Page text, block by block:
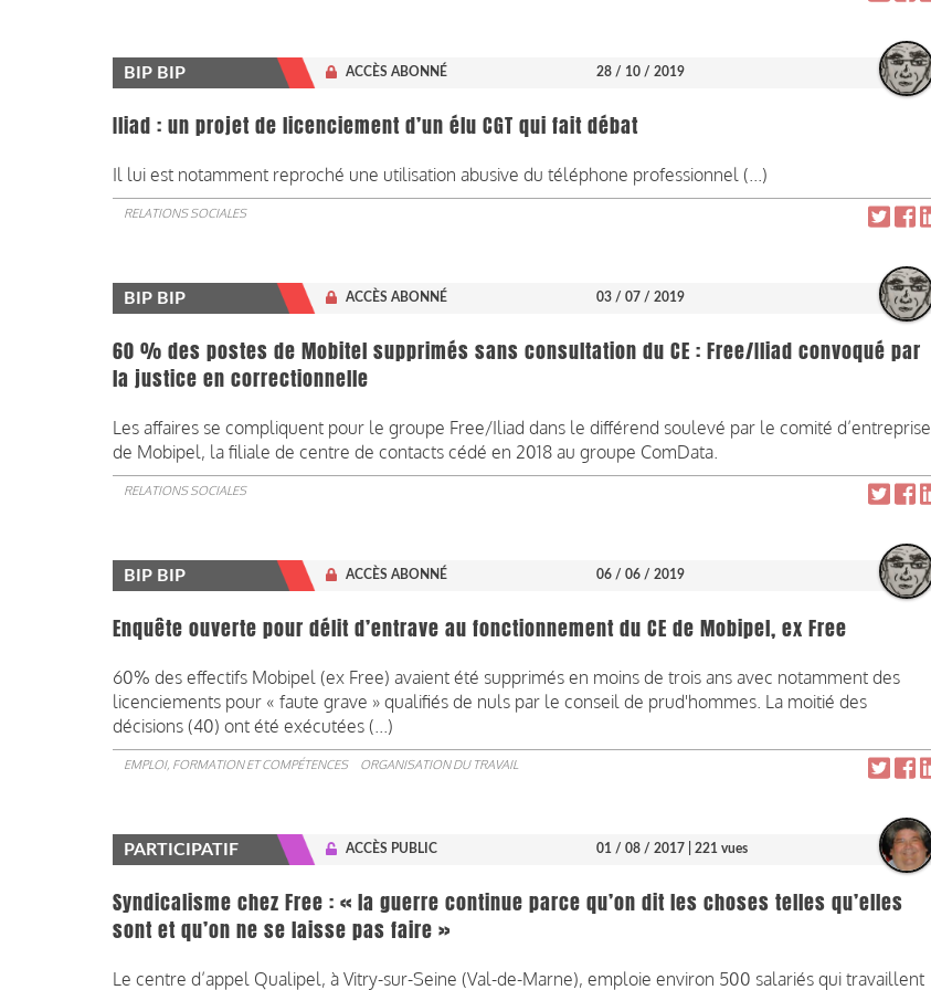
BIP BIP ACCÈS ABONNÉ 28 / 10 / 2019
Iliad : un projet de licenciement d’un élu CGT qui fait débat
Il lui est notamment reproché une utilisation abusive du téléphone professionnel (...)
RELATIONS SOCIALES
BIP BIP ACCÈS ABONNÉ 03 / 07 / 2019
60 % des postes de Mobitel supprimés sans consultation du CE : Free/Iliad convoqué par
la justice en correctionnelle
Les affaires se compliquent pour le groupe Free/Iliad dans le différend soulevé par le comité d’entreprise
de Mobipel, la filiale de centre de contacts cédé en 2018 au groupe ComData.
RELATIONS SOCIALES
BIP BIP ACCÈS ABONNÉ 06 / 06 / 2019
Enquête ouverte pour délit d’entrave au fonctionnement du CE de Mobipel, ex Free
60% des effectifs Mobipel (ex Free) avaient été supprimés en moins de trois ans avec notamment des
licenciements pour « faute grave » qualifiés de nuls par le conseil de prud'hommes. La moitié des
décisions (40) ont été exécutées (...)
EMPLOI, FORMATION ET COMPÉTENCES ORGANISATION DU TRAVAIL
PARTICIPATIF ACCÈS PUBLIC 01 / 08 / 2017 | 221 vues
Syndicalisme chez Free : « la guerre continue parce qu’on dit les choses telles qu’elles
sont et qu’on ne se laisse pas faire »
Le centre d’appel Qualipel, à Vitry-sur-Seine (Val-de-Marne), emploie environ 500 salariés qui travaillent